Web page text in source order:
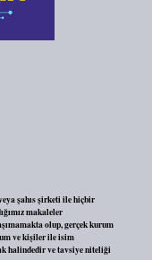
şahıs şirketi ile hiçbir
makaleler
olup, gerçek kurum
ve kişiler ile isim
halindedir ve tavsiye niteliği